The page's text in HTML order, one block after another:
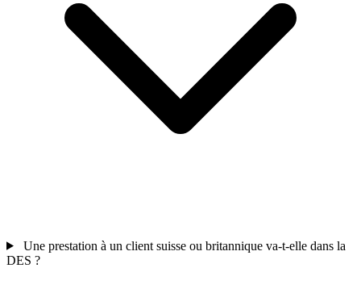
Une prestation à un client suisse ou britannique va-t-elle dans la
DES ?